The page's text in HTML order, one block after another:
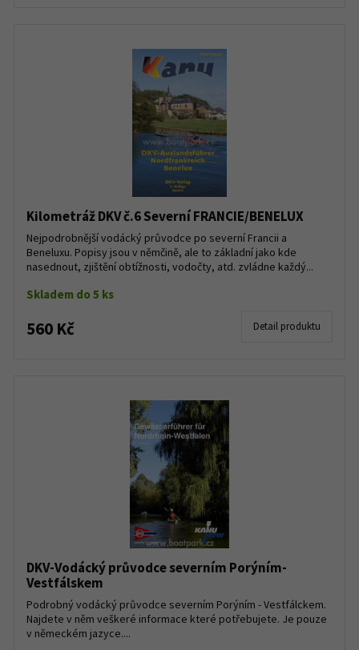
Kilometráž DKV č.6 Severní FRANCIE/BENELUX
Nejpodrobnější vodácký průvodce po severní Francii a
Beneluxu. Popisy jsou v němčině, ale to základní jako kde
nasednout, zjištění obtížnosti, vodočty, atd. zvládne každý...
Skladem do 5 ks
560 Kč Detail produktu
DKV-Vodácký průvodce severním Porýním-
Vestfálskem
Podrobný vodácký průvodce severním Porýním - Vestfálckem.
Najdete v něm veškeré informace které potřebujete. Je pouze
v německém jazyce....